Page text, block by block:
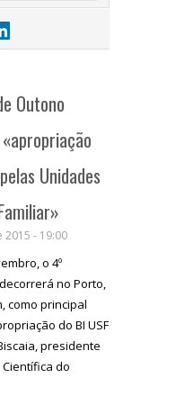
Outono
Unidades
- 19:00
o 4º
no Porto,
como principal
do BI USF
presidente
do